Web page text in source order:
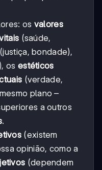
os valores
(saúde,
bondade),
os estéticos
(verdade,
plano –
a outros
.
(existem
opinião, como a
(dependem